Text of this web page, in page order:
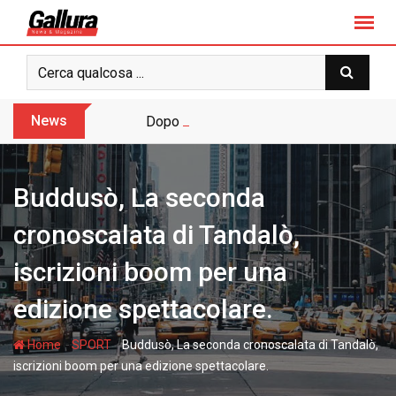
t
e
n
t
News Dopo sette anni arriva l’assoluzione
Buddusò, La seconda
cronoscalata di Tandalò,
iscrizioni boom per una
edizione spettacolare.
Home-SPORT-Buddusò, La seconda cronoscalata di Tandalò,
iscrizioni boom per una edizione spettacolare.